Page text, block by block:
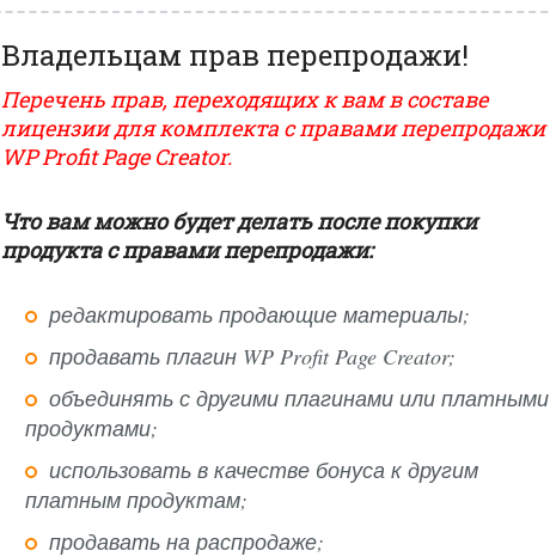
Владельцам прав перепродажи!
Перечень прав, переходящих к вам в составе
лицензии для комплекта с правами перепродажи
WP Profit Page Creator.
Что вам можно будет делать после покупки
продукта с правами перепродажи:
редактировать продающие материалы;
продавать плагин WP Profit Page Creator;
объединять с другими плагинами или платными
продуктами;
использовать в качестве бонуса к другим
платным продуктам;
продавать на распродаже;